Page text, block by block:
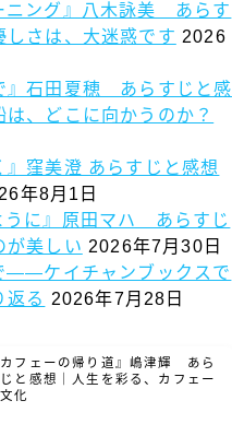
ニング』八木詠美 あらす
しさは、大迷惑です 2026
』石田夏穂 あらすじと感
、どこに向かうのか？
』窪美澄 あらすじと感想
年8月1日
うに』原田マハ あらすじ
が美しい 2026年7月30日
——ケイチャンブックスで
返る 2026年7月28日
カフェーの帰り道』嶋津輝 あら
と感想｜人生を彩る、カフェー
化